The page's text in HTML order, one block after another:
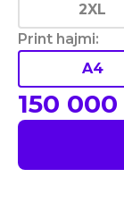
2XL
Print hajmi:
A4
150 000